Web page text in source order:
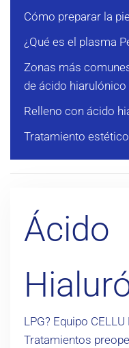
Cómo preparar la
¿Qué es el plasma
Zonas más
de ácido hiarulónico
Relleno con ácido
Tratamiento
Ácido
LPG? Equipo
Tratamientos